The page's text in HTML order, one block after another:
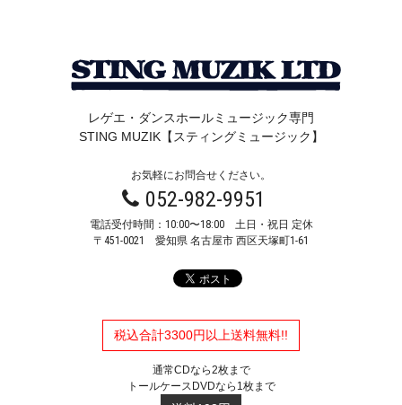
レゲエ・ダンスホールミュージック専門
STING MUZIK【スティングミュージック】
お気軽にお問合せください。
052-982-9951
電話受付時間：10:00〜18:00 土日・祝日 定休
〒451-0021 愛知県 名古屋市 西区天塚町1-61
税込合計3300円以上送料無料!!
通常CDなら2枚まで
トールケースDVDなら1枚まで